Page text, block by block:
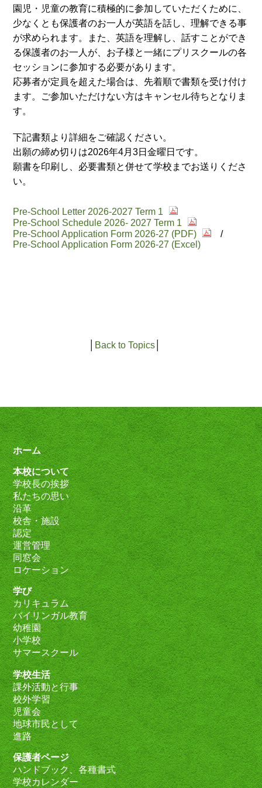
園児・児童の教育に積極的に参加していただくために、
少なくとも保護者のお一人が英語を話し、理解できる事
が求められます。また、英語を理解し、話すことができ
る保護者のお一人が、お子様と一緒にプリスクールの各
セッションに参加する必要があります。
応募者が定員を超えた場合は、先着順で書類を受け付け
ます。ご参加いただけない方はキャンセル待ちとなりま
す。
下記書類より詳細をご確認ください。
出願の締め切りは2026年4月3日金曜日です。
願書を印刷し、必要書類と併せて学校までお送りくださ
い。
Pre-School Letter 2026-2027 Term 1
Pre-School Schedule 2026- 2027 Term 1
Pre-School Application Form 2026-27 (PDF)
/
Pre-School Application Form 2026-27 (Excel)
Back to Topics│
ホーム
本校について
学校長の挨拶
私たちの思い
沿革
校舎・施設
認定
運営管理
同窓会
ロケーション
学び
カリキュラム
バイリンガル教育
幼稚園
小学校
サマースクール
学校生活
課外活動と行事
校外学習
児童会
地球市民として
進路
保護者ページ
ハンドブック、各種書式
学校カレンダー